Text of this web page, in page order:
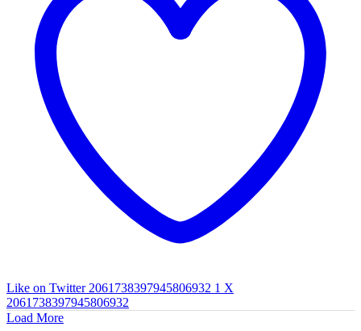
Like on Twitter 2061738397945806932 1 X
2061738397945806932
Load More